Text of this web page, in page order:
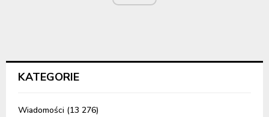
KATEGORIE
Wiadomości (13 276)